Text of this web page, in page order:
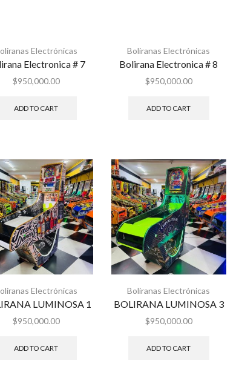
Electrónicas
Electronica # 7
$950,000.00
ADD TO CART
Boliranas Electrónicas
Bolirana Electronica # 8
$950,000.00
ADD TO CART
Electrónicas
LUMINOSA 1
$950,000.00
ADD TO CART
Boliranas Electrónicas
BOLIRANA LUMINOSA 3
$950,000.00
ADD TO CART